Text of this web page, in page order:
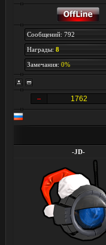
Сообщений: 792
Награды: 8
Замечания: 0%
1762
-JD-